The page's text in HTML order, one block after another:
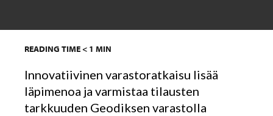
READING TIME< 1 MIN
Innovatiivinen varastoratkaisu lisää
läpimenoa ja varmistaa tilausten
tarkkuuden Geodiksen varastolla